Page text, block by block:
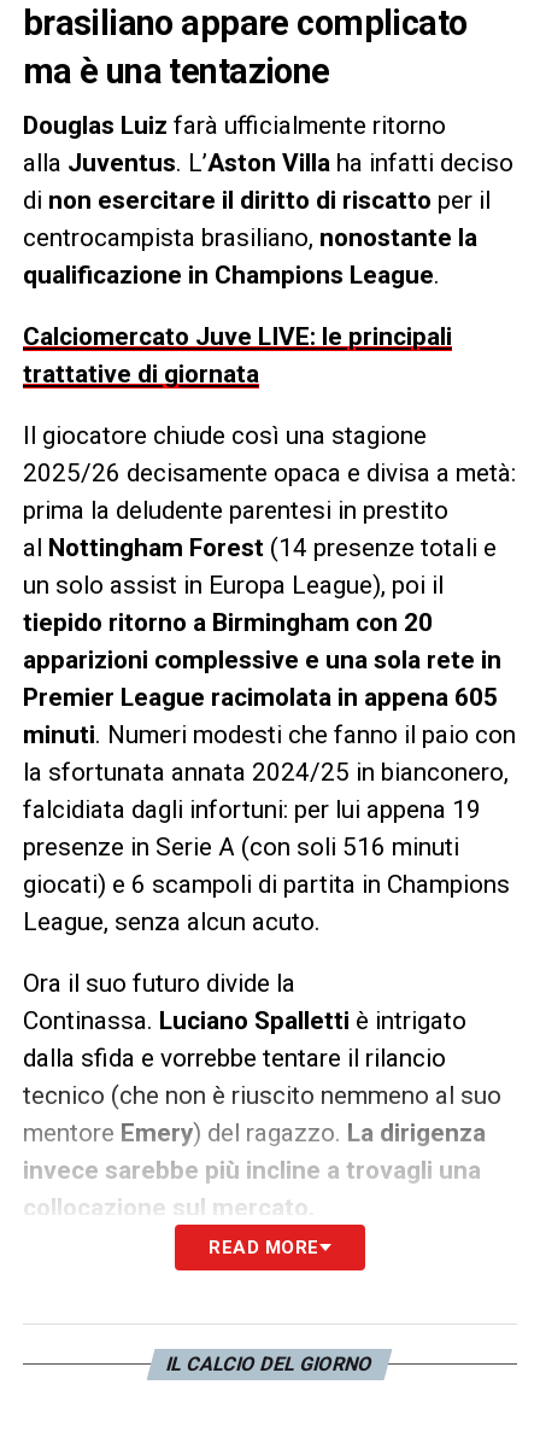
brasiliano appare complicato
ma è una tentazione
Douglas Luiz farà ufficialmente ritorno
alla Juventus. L’Aston Villaha infatti deciso
di non esercitare il diritto di riscatto per il
centrocampista brasiliano, nonostante la
qualificazione in Champions League.
Calciomercato Juve LIVE: le principali
trattative di giornata
Il giocatore chiude così una stagione
2025/26 decisamente opaca e divisa a metà:
prima la deludente parentesi in prestito
al Nottingham Forest(14 presenze totali e
un solo assist in Europa League), poi il
tiepido ritorno a Birmingham con 20
apparizioni complessive e una sola rete in
Premier League racimolata in appena 605
minuti. Numeri modesti che fanno il paio con
la sfortunata annata 2024/25 in bianconero,
falcidiata dagli infortuni: per lui appena 19
presenze in Serie A (con soli 516 minuti
giocati) e 6 scampoli di partita in Champions
League, senza alcun acuto.
Ora il suo futuro divide la
Continassa. Luciano Spalletti è intrigato
dalla sfida e vorrebbe tentare il rilancio
tecnico (che non è riuscito nemmeno al suo
mentore Emery) del ragazzo. La dirigenza
invece sarebbe più incline a trovagli una
collocazione sul mercato.
READ MORE
IL CALCIO DEL GIORNO